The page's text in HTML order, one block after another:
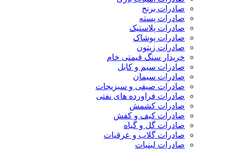
صادرات برنج
صادرات پسته
صادرات پلاستیک
صادرات پوشاک
صادرات زیتون
خریدار سنگ قیمتی خام
صادرات سیم و کابل
صادرات سیمان
صادرات صیفی و سبزیجات
صادرات فراورده های نفتی
صادرات کشمش
صادرات کیف و کفش
صادرات گل و گیاه
صادرات گلاب و عرقیات
صادرات لبنیات